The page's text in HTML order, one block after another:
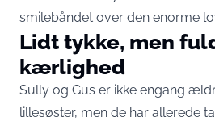
smilebåndet over den enorme
Lidt tykke, men
kærlighed
Sully og Gus er ikke engang
lillesøster, men de har allerede